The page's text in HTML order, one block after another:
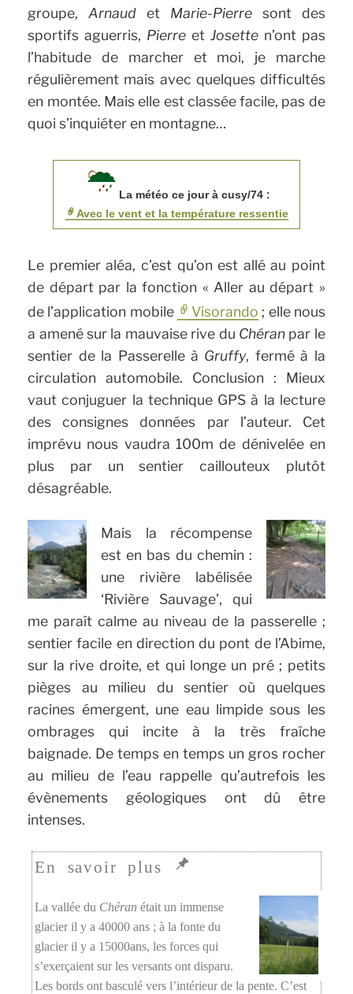
groupe,Arnaud et Marie-Pierresont des
sportifs aguerris, Pierre et Josetten’ont pas
l’habitude de marcher et moi, je marche
régulièrement mais avec quelques difficultés
en montée. Mais elle est classée facile, pas de
quoi s’inquiéter en montagne…
La météo ce jour à cusy/74 :
Avec le vent et la température ressentie
Le premier aléa, c’est qu’on est allé au point
de départ par la fonction « Aller au départ »
de l’application mobile
Visorando ; elle nous
a amené sur la mauvaise rive du Chéran par le
sentier de la Passerelle à Gruffy, fermé à la
circulation automobile. Conclusion : Mieux
vaut conjuguer la technique GPS à la lecture
des consignes données par l’auteur. Cet
imprévu nous vaudra 100m de dénivelée en
plus par un sentier caillouteux plutôt
désagréable.
Mais la récompense
est en bas du chemin :
une rivière labélisée
‘Rivière Sauvage’, qui
me paraît calme au niveau de la passerelle ;
sentier facile en direction du pont de l’Abime,
sur la rive droite, et qui longe un pré ; petits
pièges au milieu du sentier où quelques
racines émergent, une eau limpide sous les
ombrages qui incite à la très fraîche
baignade. De temps en temps un gros rocher
au milieu de l’eau rappelle qu’autrefois les
évènements géologiques ont dû être
intenses.
La vallée du Chéran était un immense
glacier il y a 40000 ans ; à la fonte du
glacier il y a 15000ans, les forces qui
s’exerçaient sur les versants ont disparu.
Les bords ont basculé vers l’intérieur de la pente. C’est